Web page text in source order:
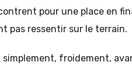
pour une place en
pas ressentir sur le terrain.
simplement, froidement,